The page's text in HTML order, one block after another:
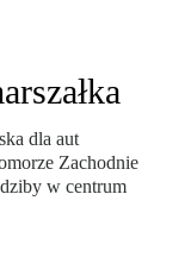
dla aut
Zachodnie
w centrum